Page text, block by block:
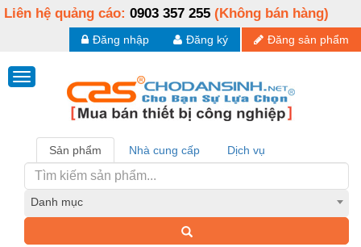
Liên hệ quảng cáo: 0903 357 255 (Không bán hàng)
Đăng sản phẩm
Đăng ký
Đăng nhập
Sản phẩm Nhà cung cấp Dịch vụ
Danh mục